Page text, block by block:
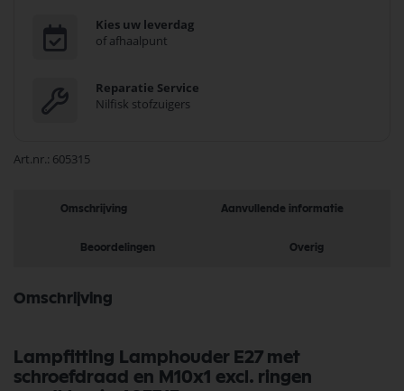
Kies uw leverdag
of afhaalpunt
Reparatie Service
Nilfisk stofzuigers
Art.nr. 605315
Omschrijving Aanvullende informatie
Beoordelingen Overig
Omschrijving
Lampfitting Lamphouder E27 met
schroefdraad en M10x1 excl. ringen